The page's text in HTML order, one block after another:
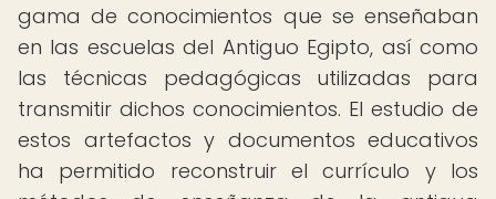
gama de conocimientos que se enseñaban
en las escuelas del Antiguo Egipto, así como
las técnicas pedagógicas utilizadas para
transmitir dichos conocimientos. El estudio de
estos artefactos y documentos educativos
ha permitido reconstruir el currículo y los